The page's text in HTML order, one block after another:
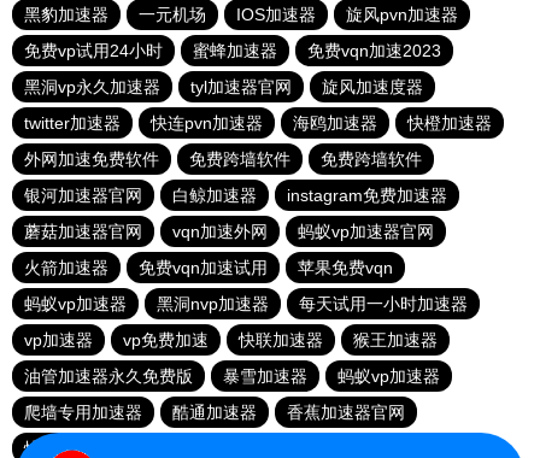
黑豹加速器
一元机场 IOS加速器
旋风pvn加速器
免费vp试用24小时
蜜蜂加速器
免费vqn加速2023
黑洞vp永久加速器
tyl加速器官网
旋风加速度器
twitter加速器
快连pvn加速器 海鸥加速器
快橙加速器
外网加速免费软件
免费跨墙软件
免费跨墙软件
银河加速器官网
白鲸加速器
instagram免费加速器
蘑菇加速器官网
vqn加速外网
蚂蚁vp加速器官网
火箭加速器
免费vqn加速试用
苹果免费vqn
蚂蚁vp加速器
黑洞nvp加速器
每天试用一小时加速器
vp加速器
vp免费加速 快联加速器
猴王加速器
油管加速器永久免费版
暴雪加速器
蚂蚁vp加速器
爬墙专用加速器
酷通加速器
香蕉加速器官网
快连vn破解版